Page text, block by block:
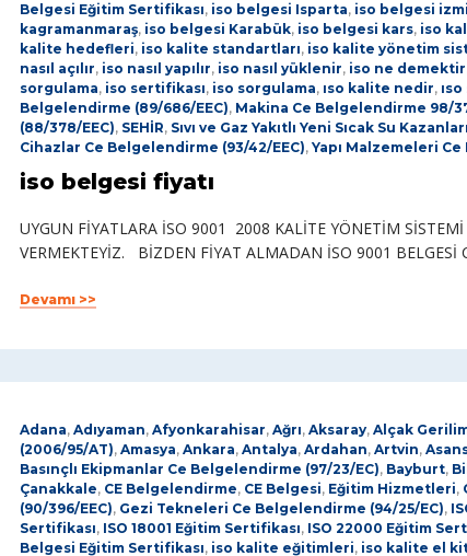
Belgesi Eğitim Sertifikası, iso belgesi Isparta, iso belgesi
kagramanmaraş, iso belgesi Karabük, iso belgesi kars, iso
kalite hedefleri, iso kalite standartları, iso kalite yönetim
nasıl açılır, iso nasıl yapılır, iso nasıl yüklenir, iso ne demektir
sorgulama, iso sertifikası, iso sorgulama, ıso kalite nedir,
Belgelendirme (89/686/EEC), Makina Ce Belgelendirme 98/
(88/378/EEC), SEHİR, Sıvı ve Gaz Yakıtlı Yeni Sıcak Su
Cihazlar Ce Belgelendirme (93/42/EEC), Yapı Malzemeleri
iso belgesi fiyatı
UYGUN FİYATLARA İSO 9001 2008 KALİTE YÖNETİM
VERMEKTEYİZ. BİZDEN FİYAT ALMADAN İSO 9001 BELGESİ
Devamı >>
Adana, Adıyaman, Afyonkarahisar, Ağrı, Aksaray, Alçak
(2006/95/AT), Amasya, Ankara, Antalya, Ardahan, Artvin,
Basınçlı Ekipmanlar Ce Belgelendirme (97/23/EC), Bayburt,
Çanakkale, CE Belgelendirme, CE Belgesi, Eğitim Hizmetleri,
(90/396/EEC), Gezi Tekneleri Ce Belgelendirme (94/25/EC),
Sertifikası, ISO 18001 Eğitim Sertifikası, ISO 22000 Eğitim
Belgesi Eğitim Sertifikası, iso kalite eğitimleri, iso kalite el